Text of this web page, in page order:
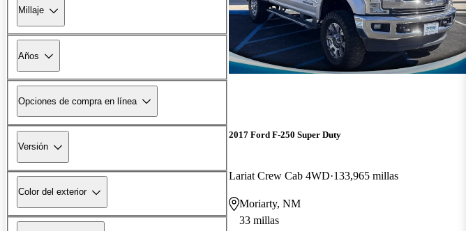
Millaje
Años
Opciones de compra en línea
Versión
Color del exterior
2017 Ford F-250 Super Duty
Lariat Crew Cab 4WD 133,965 millas
Moriarty, NM
33 millas